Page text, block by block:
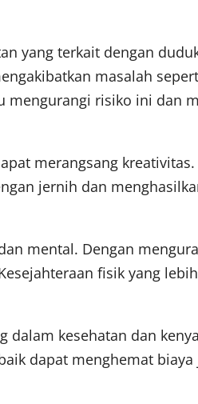
yang terkait dengan
masalah
mengurangi risiko ini dan
merangsang kreativitas.
jernih dan
mental. Dengan
fisik yang
dalam kesehatan dan
dapat menghemat biaya